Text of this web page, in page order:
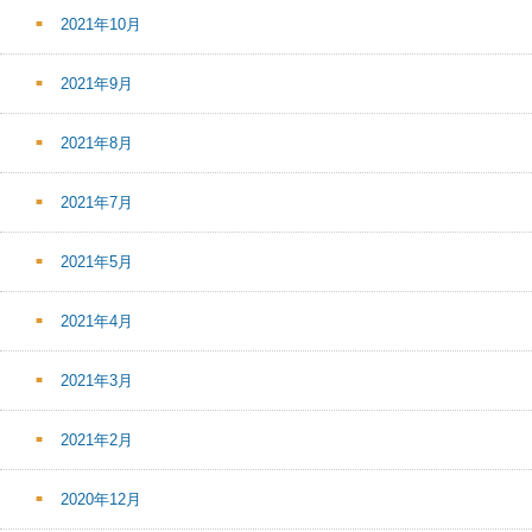
2021年10月
2021年9月
2021年8月
2021年7月
2021年5月
2021年4月
2021年3月
2021年2月
2020年12月